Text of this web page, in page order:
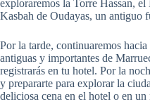
exploraremos la Torre Hassan,
Kasbah de Oudayas, un antiguo
Por la tarde, continuaremos
antiguas y importantes de
registrarás en tu hotel. Por la
y prepararte para explorar la
deliciosa cena en el hotel o en un